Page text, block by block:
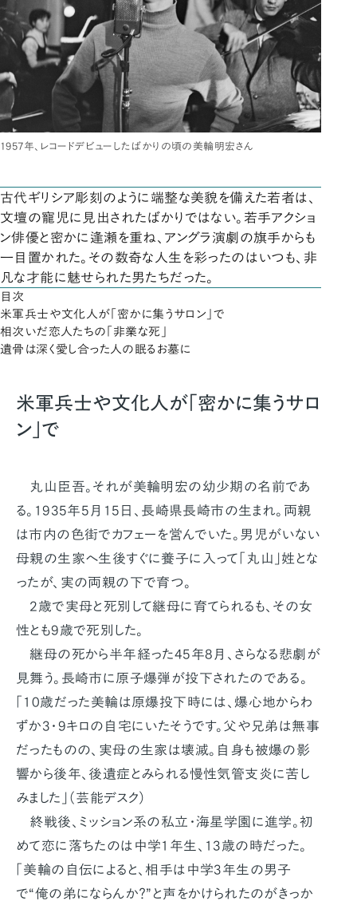
1957年、レコードデビューしたばかりの頃の美輪明宏さん
古代ギリシア彫刻のように端整な美貌を備えた若者は、
文壇の寵児に見出されたばかりではない。若手アクショ
ン俳優と密かに逢瀬を重ね、アングラ演劇の旗手からも
一目置かれた。その数奇な人生を彩ったのはいつも、非
凡な才能に魅せられた男たちだった。
目次
米軍兵士や文化人が「密かに集うサロン」で
相次いだ恋人たちの「非業な死」
遺骨は深く愛し合った人の眠るお墓に
米軍兵士や文化人が「密かに集うサロ
ン」で
丸山臣吾。それが美輪明宏の幼少期の名前であ
る。1935年5月15日、長崎県長崎市の生まれ。両親
は市内の色街でカフェーを営んでいた。男児がいない
母親の生家へ生後すぐに養子に入って「丸山」姓とな
ったが、実の両親の下で育つ。
2歳で実母と死別して継母に育てられるも、その女
性とも9歳で死別した。
継母の死から半年経った45年8月、さらなる悲劇が
見舞う。長崎市に原子爆弾が投下されたのである。
「10歳だった美輪は原爆投下時には、爆心地からわ
ずか3・9キロの自宅にいたそうです。父や兄弟は無事
だったものの、実母の生家は壊滅。自身も被爆の影
響から後年、後遺症とみられる慢性気管支炎に苦し
みました」（芸能デスク）
終戦後、ミッション系の私立・海星学園に進学。初
めて恋に落ちたのは中学1年生、13歳の時だった。
「美輪の自伝によると、相手は中学3年生の男子
で“俺の弟にならんか？”と声をかけられたのがきっか